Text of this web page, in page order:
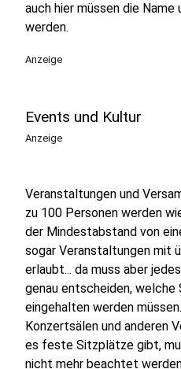
auch hier müssen die
werden.
Anzeige
Events und Kultur
Anzeige
Veranstaltungen und
zu 100 Personen werden
der Mindestabstand von
sogar Veranstaltungen mit
erlaubt... da muss aber
genau entscheiden,
eingehalten werden
Konzertsälen und anderen
es feste Sitzplätze gibt,
nicht mehr beachtet